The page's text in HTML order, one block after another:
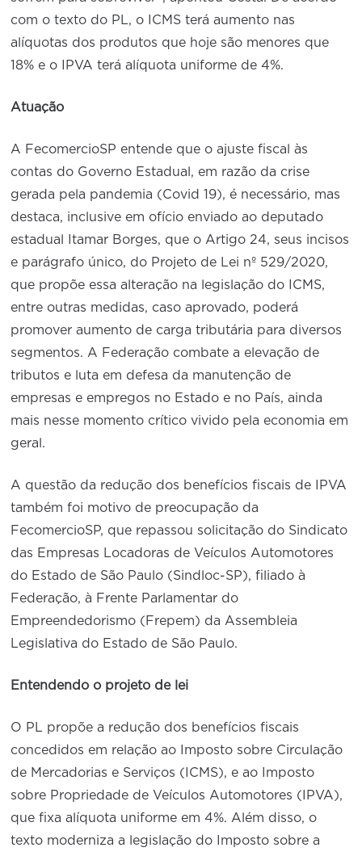
com o texto do PL, o ICMS terá aumento nas
alíquotas dos produtos que hoje são menores que
18% e o IPVA terá alíquota uniforme de 4%.
Atuação
A FecomercioSP entende que o ajuste fiscal às
contas do Governo Estadual, em razão da crise
gerada pela pandemia (Covid 19), é necessário, mas
destaca, inclusive em ofício enviado ao deputado
estadual Itamar Borges, que o Artigo 24, seus incisos
e parágrafo único, do Projeto de Lei nº 529/2020,
que propõe essa alteração na legislação do ICMS,
entre outras medidas, caso aprovado, poderá
promover aumento de carga tributária para diversos
segmentos. A Federação combate a elevação de
tributos e luta em defesa da manutenção de
empresas e empregos no Estado e no País, ainda
mais nesse momento crítico vivido pela economia em
geral.
A questão da redução dos benefícios fiscais de IPVA
também foi motivo de preocupação da
FecomercioSP, que repassou solicitação do Sindicato
das Empresas Locadoras de Veículos Automotores
do Estado de São Paulo (Sindloc-SP), filiado à
Federação, à Frente Parlamentar do
Empreendedorismo (Frepem) da Assembleia
Legislativa do Estado de São Paulo.
Entendendo o projeto de lei
O PL propõe a redução dos benefícios fiscais
concedidos em relação ao Imposto sobre Circulação
de Mercadorias e Serviços (ICMS), e ao Imposto
sobre Propriedade de Veículos Automotores (IPVA),
que fixa alíquota uniforme em 4%. Além disso, o
texto moderniza a legislação do Imposto sobre a